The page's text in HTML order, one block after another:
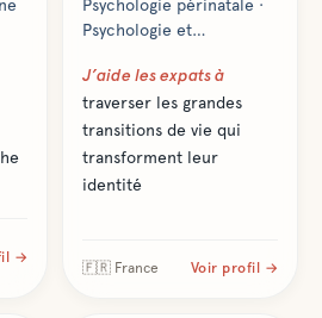
→
Psychologie périnatale ·
Psychologie et
intégrative (dont TCC et
ICV)
J’aide les expats à
traverser les grandes
transitions de vie qui
transforment leur
identité
🇫🇷 France Voir profil →
Santé & bien-être